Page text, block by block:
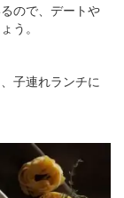
ので、デートや
う。
子連れランチに